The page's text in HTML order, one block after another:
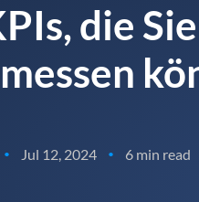
die
• Jul 12, 2024 • 6 min read